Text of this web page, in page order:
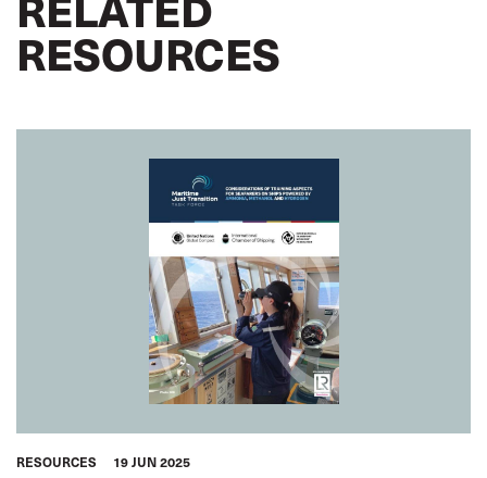
RESOURCES
RESOURCES 19 JUN 2025